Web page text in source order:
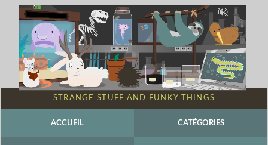
STRANGE STUFF AND FUNKY THINGS
ACCUEIL CATÉGORIES